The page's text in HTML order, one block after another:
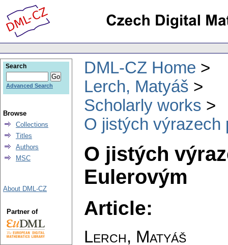
DML-CZ Home
Lerch, Matyáš
Scholarly works
O jistých výrazech
O jistých
Eulerovým
Article:
Lerch, Matyáš
Search
Advanced Search
Browse
Collections
Titles
Authors
MSC
About DML-CZ
Partner of